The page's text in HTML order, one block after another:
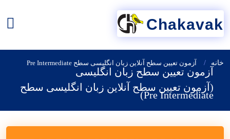
Chakavak
خانه آزمون تعیین سطح آنلاین زبان انگلیسی سطح Pre Intermediate
آزمون تعیین سطح زبان انگلیسی
(آزمون تعیین سطح آنلاین زبان انگلیسی سطح
Pre Intermediate)